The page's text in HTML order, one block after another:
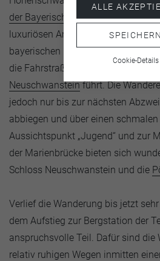
der Bayerischen Königepassiert
luxuriösen Ambientes viel
bayerischen Könige und deren
die Fahrstraße, die zum
Neuschwansteinführt. Die
jedoch nur bis zur nächsten
abbiegen und über einen
Aussichtspunkt „Jugend“ und zur
der Marienbrücke bieten sich
Schloss Neuschwanstein und die
Verlief die Wanderung bis jetzt
dem Aufstieg zur Bergstation der
anspruchsvolle Teil. Dafür sind die
relativ ruhigen Wegen inmitten
ALLE
SPEICHERN
Cookie-Details